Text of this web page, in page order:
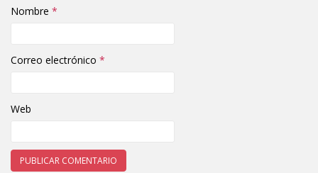
Nombre *
Correo electrónico *
Web